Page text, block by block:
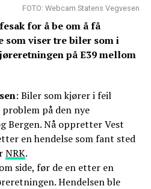
FOTO: Webcam Statens Vegvesen
for å be om å få
viser tre biler som i
på E39 mellom
: Biler som kjører i feil
på den nye
Bergen. Nå oppretter Vest
en hendelse som fant sted
NRK.
side, før de en etter en
Hendelsen ble